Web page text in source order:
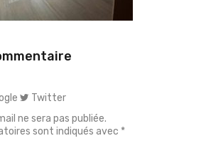
Twitter
ne sera pas publiée.
sont indiqués avec *